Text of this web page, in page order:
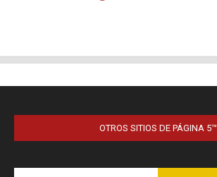
OTROS SITIOS DE PÁGINA 5™